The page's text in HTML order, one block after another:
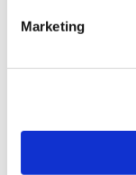
Marketing